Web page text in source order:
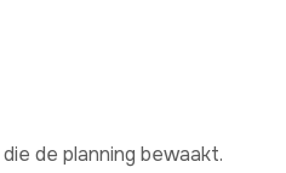
de planning bewaakt.